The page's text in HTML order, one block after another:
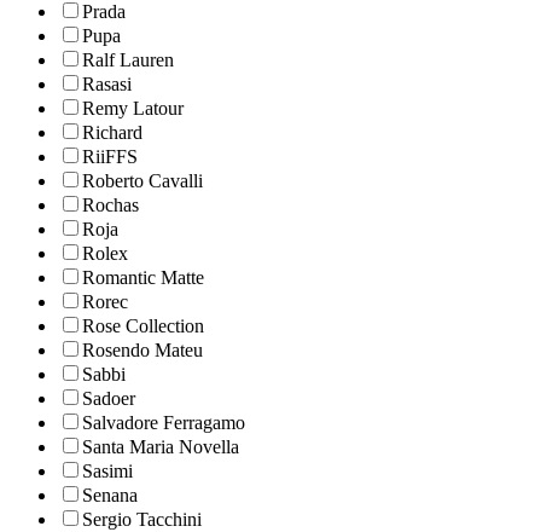
Prada
Pupa
Ralf Lauren
Rasasi
Remy Latour
Richard
RiiFFS
Roberto Cavalli
Rochas
Roja
Rolex
Romantic Matte
Rorec
Rose Collection
Rosendo Mateu
Sabbi
Sadoer
Salvadore Ferragamo
Santa Maria Novella
Sasimi
Senana
Sergio Tacchini